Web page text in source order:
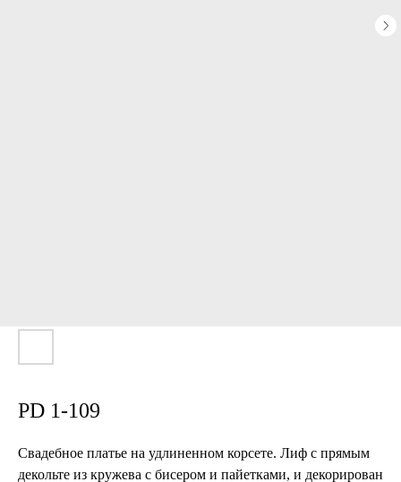
PD 1-109
Свадебное платье на удлиненном корсете. Лиф с прямым
декольте из кружева с бисером и пайетками, и декорирован